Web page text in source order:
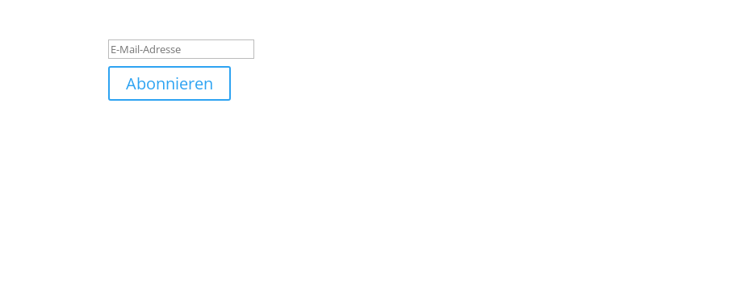
Abonnieren